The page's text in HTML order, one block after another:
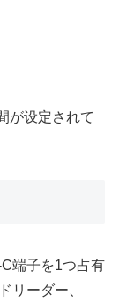
が设定されて
端子を1つ占有
リーダー、